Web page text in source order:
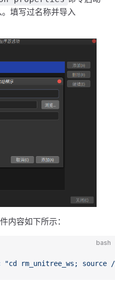
填写过名称并导入
内容如下所示：
bash
"cd rm_unitree_ws; source